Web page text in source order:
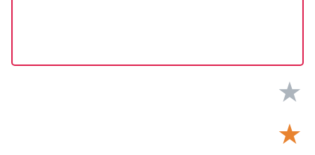
★
★